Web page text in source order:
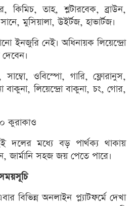
কিমিচ, তাহ, শ্লটারবেক, ব্রাউন,
মুসিয়ালা, উইর্টজ, হাভার্টজ।
ইনজুরি নেই। অধিনায়ক লিয়েন্দ্রো
ওবিস্পো, গারি, ফ্লোরানুস,
বাকুনা, লিয়েন্দ্রো বাকুনা, চং, গোর,
০ কুরাকাও
দলের মধ্যে বড় পার্থক্য থাকায়
জার্মানি সহজ জয় পেতে পারে।
বিভিন্ন অনলাইন প্ল্যাটফর্মে দেখা